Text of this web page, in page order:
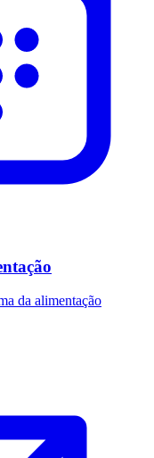
da alimentação